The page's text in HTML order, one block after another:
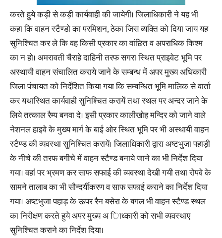
करते हुये कड़ी से कड़ी कार्यवाही की जायेगी। जिलाधिकारी ने यह भी
कहा कि वाहन स्टैण्डो का परमिशन, ठेका जिस व्यक्ति को दिया जाय यह
सुनिश्चित कर ले कि वह किसी प्रकार का वांछित व अपराधिक किश्म
का न हो। अमरावती चैराहे दाहिनी तरफ सगरा स्थित प्राइवेट भूमि पर
अस्थायी वाहन संचालित कराये जाने के सम्बन्ध में अपर मुख्य अधिकारी
जिला पंचायत को निर्देशित किया गया कि सम्बन्धित भूमि मालिक से वार्ता
कर यथास्थित कार्यवाही सुनिश्चित करायें तथा स्थल पर अन्दर जाने के
लिये तत्काल रैम्प बनवा दे। इसी प्रकार कालीखोह मन्दिर को जाने वाले
नेशनल हाइवे के मुख्य मार्ग के बाई ओर स्थित भूमि पर भी अस्थायी वाहन
स्टैण्ड की व्यवस्था सुनिश्चित करायें। जिलाधिकारी द्वारा अष्टभुजा पहाड़ी
के नीचे की तरफ बगीचे में वाहन स्टैण्ड बनाये जाने का भी निर्देश दिया
गया। वहां पर भ्रमण कर साफ सफाई की व्यवस्था देखी गयी तथा रोपवे के
सामने तालाब का भी सौन्दर्यीकरण व साफ सफाई कराने का निर्देश दिया
गया। अष्टभुजा पहाड़ के ऊपर रैन बसेरा के बगल भी वाहन स्टैण्ड स्थल
का निरीक्षण करते हुये अपर मुख्य अ ािध्कारी को सभी व्यवस्थाए
सुनिश्चित कराने का निर्देश दिया।